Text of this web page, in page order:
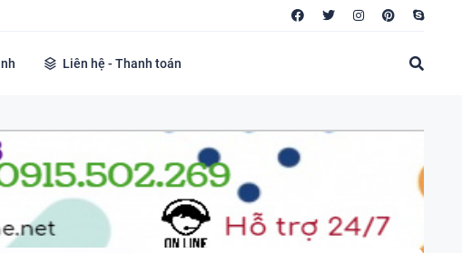
Liên hệ - Thanh toán